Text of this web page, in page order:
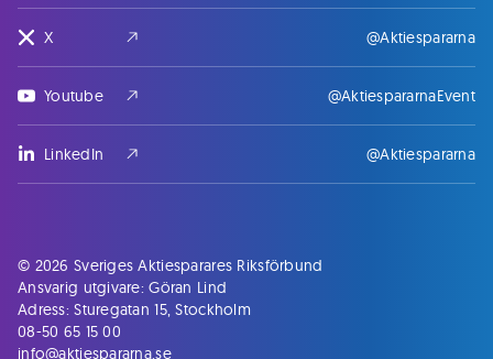
X @Aktiespararna
Youtube @AktiespararnaEvent
LinkedIn @Aktiespararna
© 2026 Sveriges Aktiesparares Riksförbund
Ansvarig utgivare: Göran Lind
Adress: Sturegatan 15, Stockholm
08-50 65 15 00
info@aktiespararna.se